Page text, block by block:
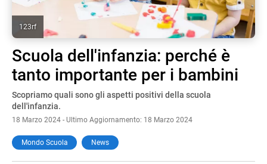
123rf
Scuola dell'infanzia: perché è
tanto importante per i bambini
Scopriamo quali sono gli aspetti positivi della scuola
dell'infanzia.
18 Marzo 2024 - Ultimo Aggiornamento: 18 Marzo 2024
Mondo Scuola News